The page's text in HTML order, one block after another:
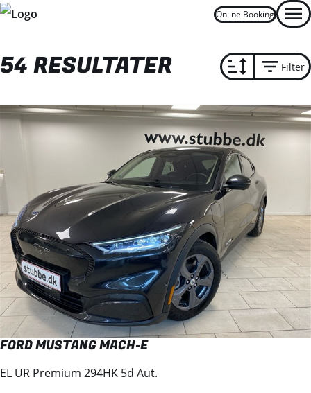
Online Booking
54 RESULTATER Filter
FORD MUSTANG MACH-E
EL UR Premium 294HK 5d Aut.